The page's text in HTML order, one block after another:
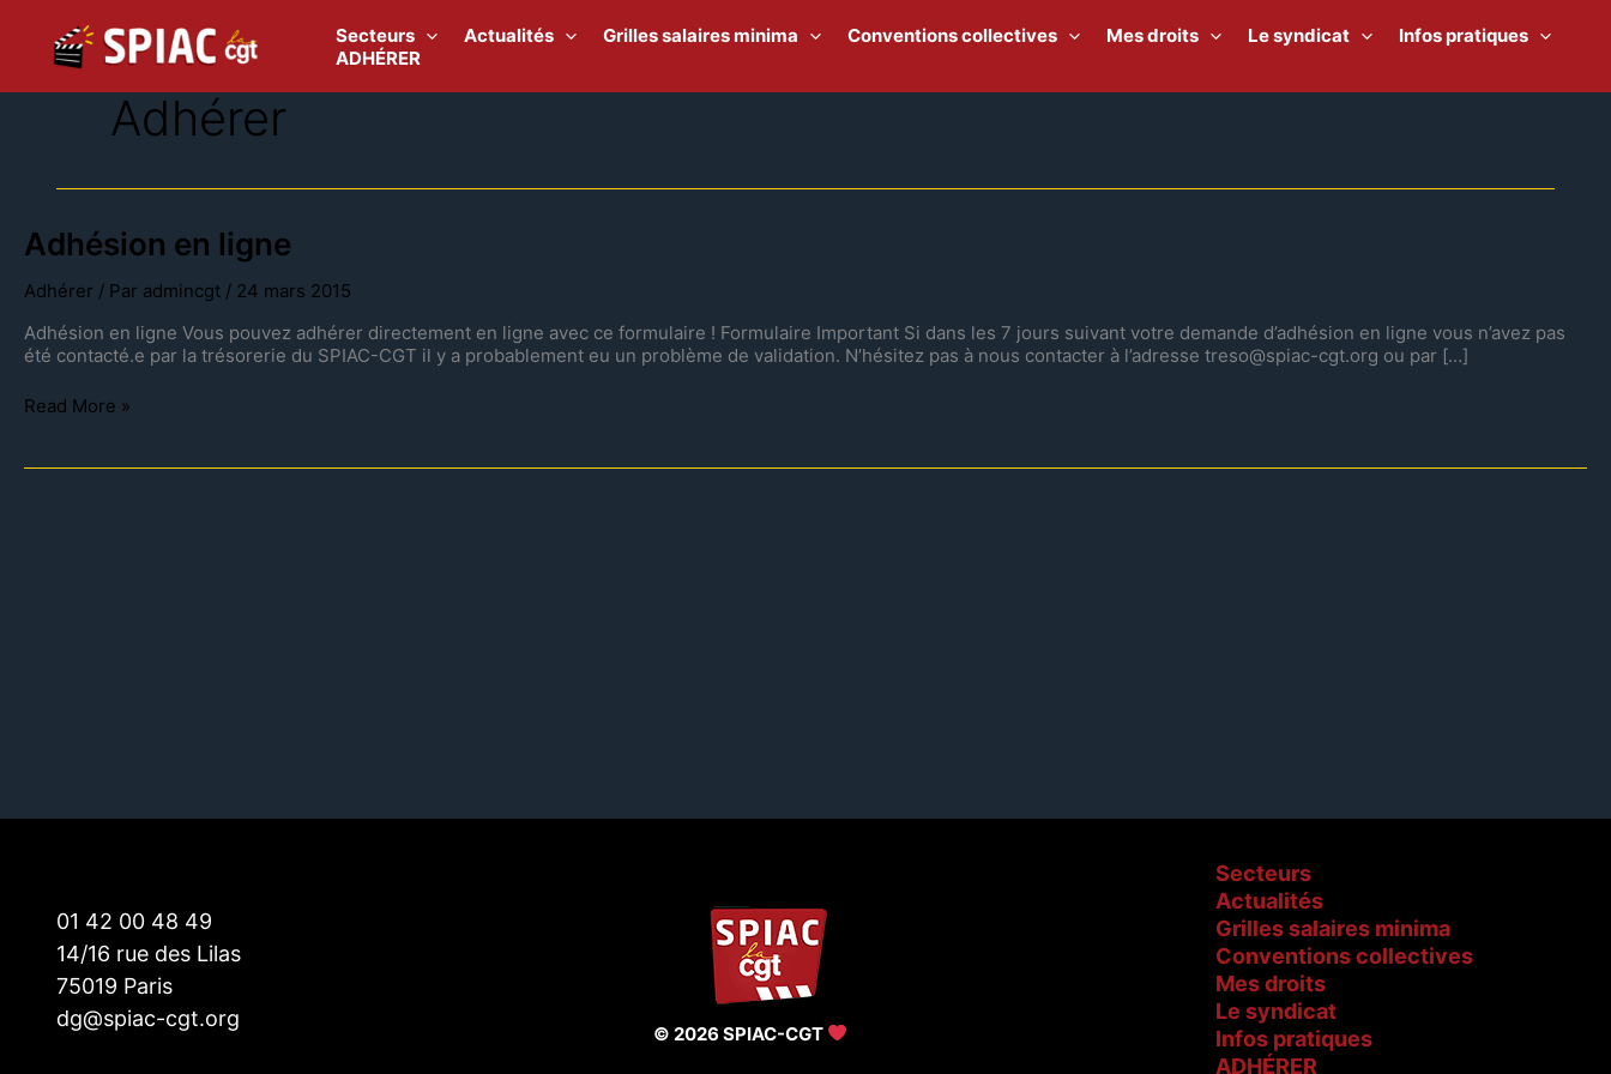
contenu
Secteurs Actualités Grilles salaires minima Conventions collectives Mes droits Le syndicat
Infos pratiques
ADHÉRER
Adhérer
Adhésion en ligne
Adhérer / Par admincgt / 24 mars 2015
Adhésion en ligne Vous pouvez adhérer directement en ligne avec ce formulaire ! Formulaire Important Si dans les 7 jours suivant votre demande d’adhésion en ligne vous n’avez pas
été contacté.e par la trésorerie du SPIAC-CGT il y a probablement eu un problème de validation. N’hésitez pas à nous contacter à l’adresse treso@spiac-cgt.org ou par […]
Adhésion
en
ligne
Read More »
01 42 00 48 49
14/16 rue des Lilas
75019 Paris
dg@spiac-cgt.org
© 2026 SPIAC-CGT
Secteurs
Actualités
Grilles salaires minima
Conventions collectives
Mes droits
Le syndicat
Infos pratiques
ADHÉRER